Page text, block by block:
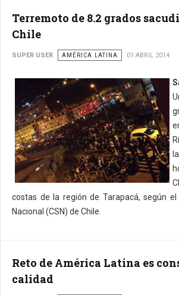
Terremoto de 8.2 grados
Chile
SUPER USER AMÉRICA LATINA 01 ABRIL 2014
costas de la región de Tarapacá, según el
Nacional (CSN) de Chile.
Reto de América Latina es
calidad